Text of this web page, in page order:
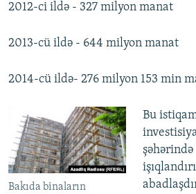
2012-ci ildə - 327 milyon manat
2013-cü ildə - 644 milyon manat
2014-cü ildə- 276 milyon 153 min
Bakıda binaların
Bu